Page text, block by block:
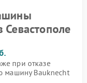
при отказе
машину Bauknecht